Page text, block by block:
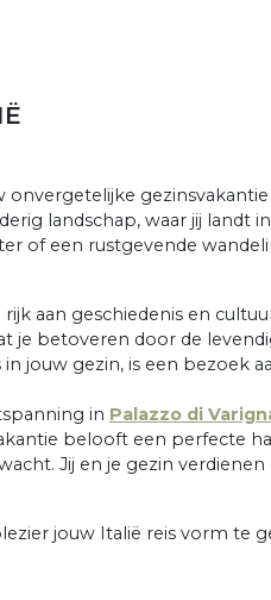
landschap, waar jij landt
of een rustgevende
rijk aan geschiedenis en
je betoveren door de
jouw gezin, is een bezoek
in Palazzo di
belooft een perfecte
Jij en je gezin
jouw Italië reis vorm te